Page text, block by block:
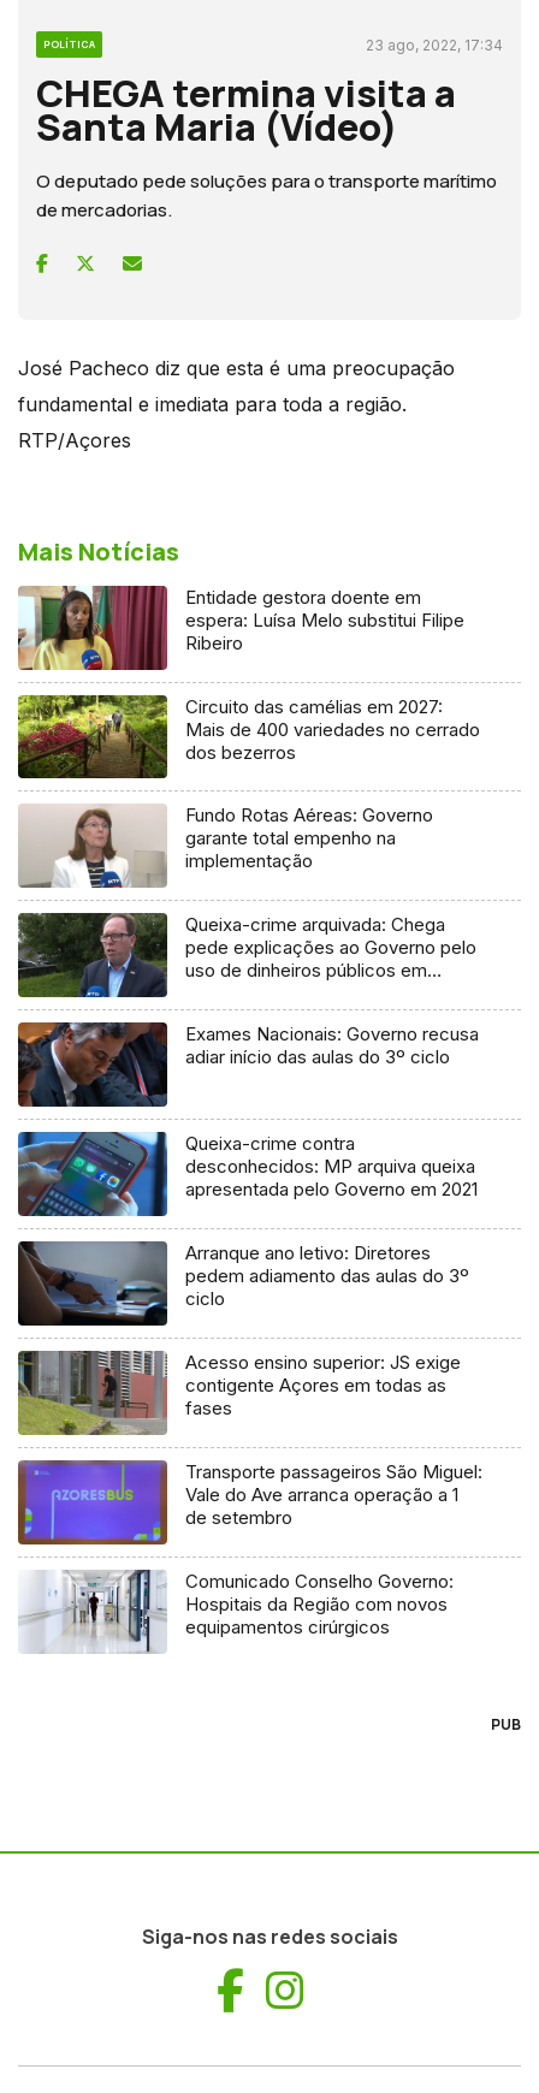
POLÍTICA 23 ago, 2022, 17:34
CHEGA termina visita a
Santa Maria (Vídeo)
O deputado pede soluções para o transporte marítimo
de mercadorias.
José Pacheco diz que esta é uma preocupação
fundamental e imediata para toda a região.
RTP/Açores
Mais Notícias
Entidade gestora doente em
espera: Luísa Melo substitui Filipe
Ribeiro
Circuito das camélias em 2027:
Mais de 400 variedades no cerrado
dos bezerros
Fundo Rotas Aéreas: Governo
garante total empenho na
implementação
Queixa-crime arquivada: Chega
pede explicações ao Governo pelo
uso de dinheiros públicos em
Exames Nacionais: Governo recusa
adiar início das aulas do 3º ciclo
Queixa-crime contra
desconhecidos: MP arquiva queixa
apresentada pelo Governo em 2021
Arranque ano letivo: Diretores
pedem adiamento das aulas do 3º
ciclo
Acesso ensino superior: JS exige
contigente Açores em todas as
fases
Transporte passageiros São Miguel:
Vale do Ave arranca operação a 1
de setembro
Comunicado Conselho Governo:
Hospitais da Região com novos
equipamentos cirúrgicos
PUB
Siga-nos nas redes sociais
Facebook